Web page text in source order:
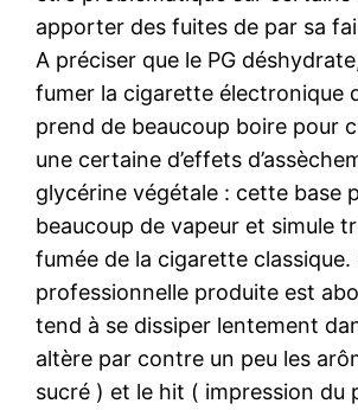
apporter des fuites de par sa
A préciser que le PG
fumer la cigarette électronique
prend de beaucoup boire pour
une certaine d’effets
glycérine végétale : cette base
beaucoup de vapeur et simule
fumée de la cigarette classique.
professionnelle produite est
tend à se dissiper lentement
altère par contre un peu les
sucré ) et le hit ( impression du